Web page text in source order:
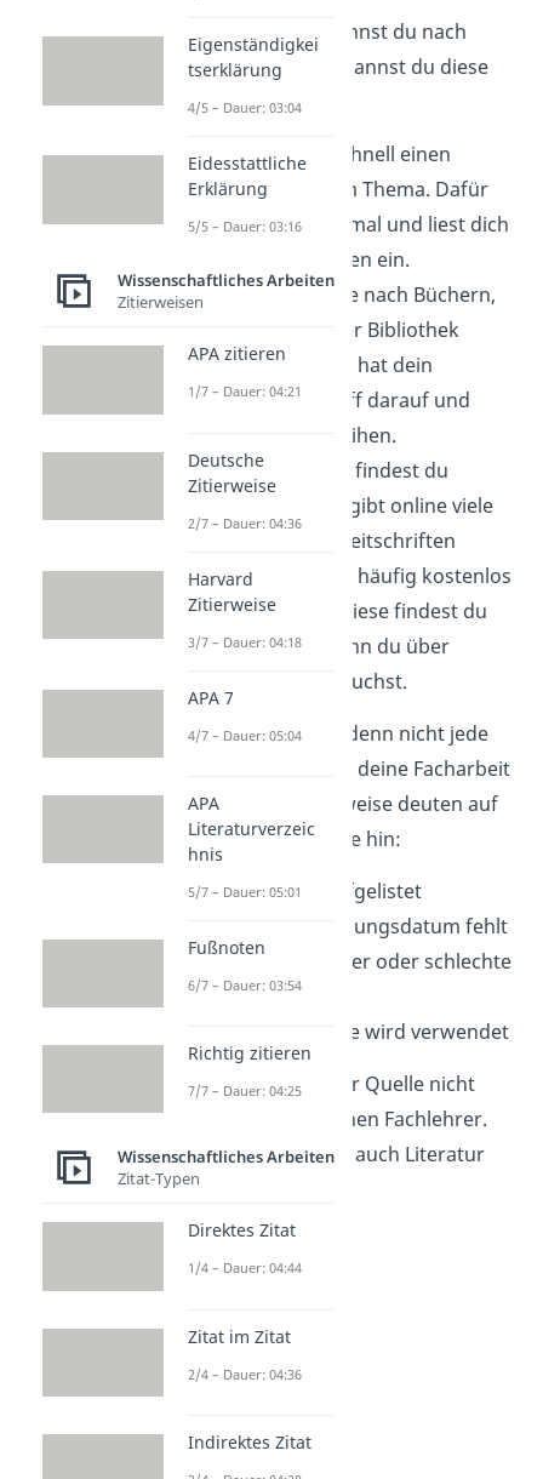
Auch im Internet kannst du nach
Quellen suchen. So kannst du diese
gut nutzen:
Verschaffe dir schnell einen
Überblick zu dem Thema. Dafür
googelst du erstmal und liest dich
in die ersten Seiten ein.
Suche mit Google nach Büchern,
die du nicht in der Bibliothek
findest. Vielleicht hat dein
Fachlehrer Zugriff darauf und
kann es dir ausleihen.
Auch im Internet findest du
Fachliteratur. Es gibt online viele
Artikel aus Fachzeitschriften
(Journals), die du häufig kostenlos
nutzen kannst. Diese findest du
zum Beispiel, wenn du über
suchst.
Doch sei vorsichtig, denn nicht jede
Internetquelle ist für deine Facharbeit
geeignet. Diese Hinweise deuten auf
eine unseriöse Quelle hin:
kein Autor ist aufgelistet
das Veröffentlichungsdatum fehlt
Rechtschreibfehler oder schlechte
Grammatik
Umgangssprache wird verwendet
Wenn du dir bei einer Quelle nicht
scher bist, frage deinen Fachlehrer.
Vielleicht kann er dir auch Literatur
empfehlen.
Eigenständigkei
tserklärung
4/5 – Dauer: 03:04
Eidesstattliche
Erklärung
5/5 – Dauer: 03:16
Wissenschaftliches Arbeiten
Zitierweisen
APA zitieren
1/7 – Dauer: 04:21
Deutsche
Zitierweise
2/7 – Dauer: 04:36
Harvard
Zitierweise
3/7 – Dauer: 04:18
APA 7
4/7 – Dauer: 05:04
APA
Literaturverzeic
hnis
5/7 – Dauer: 05:01
Fußnoten
6/7 – Dauer: 03:54
Richtig zitieren
7/7 – Dauer: 04:25
Wissenschaftliches Arbeiten
Zitat-Typen
Direktes Zitat
1/4 – Dauer: 04:44
Zitat im Zitat
2/4 – Dauer: 04:36
Indirektes Zitat